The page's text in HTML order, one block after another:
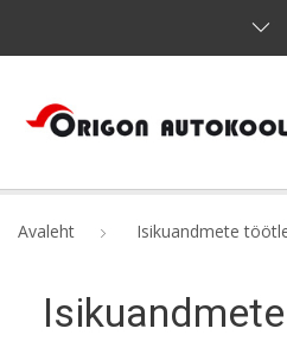
HINNAD
Avaleht Isikuandmete